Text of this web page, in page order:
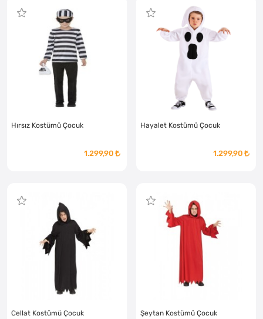
Hırsız Kostümü Çocuk
1.299,90
Hayalet Kostümü Çocuk
1.299,90
Cellat Kostümü Çocuk Şeytan Kostümü Çocuk